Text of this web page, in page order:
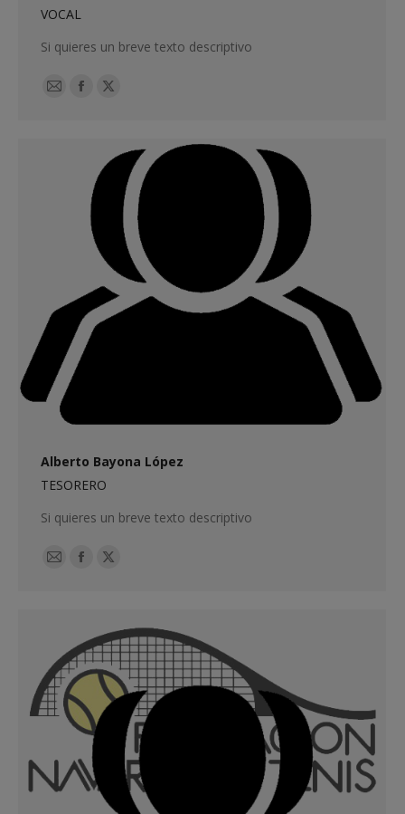
VOCAL
Si quieres un breve texto descriptivo
E-
Facebook
X
Alberto Bayona López
TESORERO
Si quieres un breve texto descriptivo
E-
Facebook
X